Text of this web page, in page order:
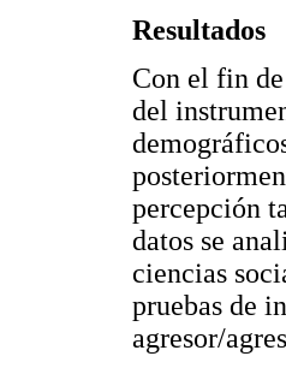
Resultados
Con el fin
del
percepción
datos se
ciencias
pruebas de
agresor/